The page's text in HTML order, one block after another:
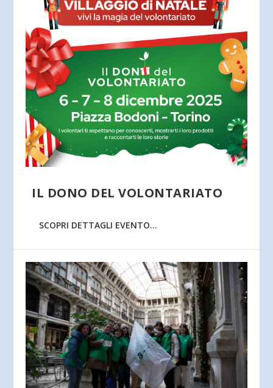
IL DONO DEL VOLONTARIATO
SCOPRI DETTAGLI EVENTO...